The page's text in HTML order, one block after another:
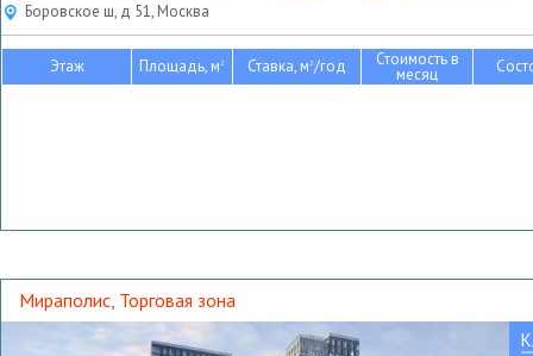
Боровское ш, д 51, Москва
Этаж Площадь, м2 Ставка, м2/год Стоимость в
месяц
Мираполис, Торговая зона